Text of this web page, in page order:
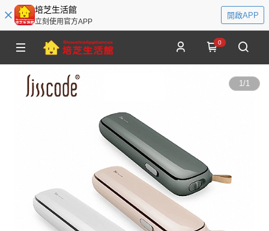
培芝生活館
立刻使用官方APP
開啟APP
0
1/1